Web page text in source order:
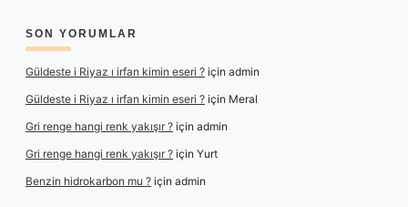
SON YORUMLAR
Güldeste i Riyaz ı irfan kimin eseri ? için admin
Güldeste i Riyaz ı irfan kimin eseri ? için Meral
Gri renge hangi renk yakışır ? için admin
Gri renge hangi renk yakışır ? için Yurt
Benzin hidrokarbon mu ? için admin